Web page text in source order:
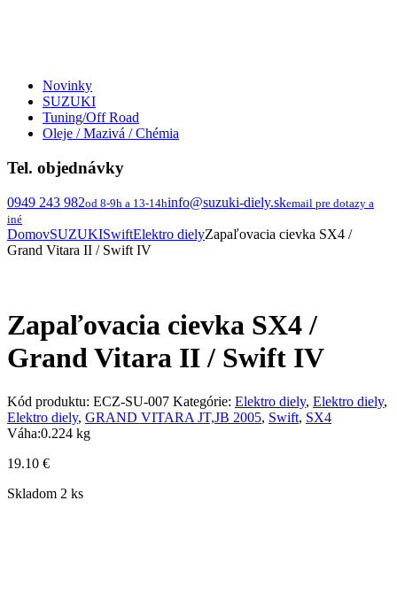
Novinky
SUZUKI
Tuning/Off Road
Oleje / Mazivá / Chémia
Tel. objednávky
0949 243 982od 8-9h a 13-14hinfo@suzuki-diely.skemail pre dotazy a
iné
DomovSUZUKISwiftElektro dielyZapaľovacia cievka SX4 /
Grand Vitara II / Swift IV
Zapaľovacia cievka SX4 /
Grand Vitara II / Swift IV
Kód produktu: ECZ-SU-007 Kategórie: Elektro diely, Elektro diely,
Elektro diely, GRAND VITARA JT,JB 2005, Swift, SX4
Váha:0.224 kg
19.10 €
Skladom 2 ks